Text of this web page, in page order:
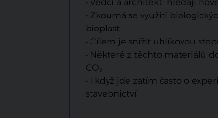
• Vědci a architekti hledají
• Zkoumá se využití
bioplast
• Cílem je snížit uhlíkovou
• Některé z těchto materiálů
CO₂
• I když jde zatím často o
stavebnictví